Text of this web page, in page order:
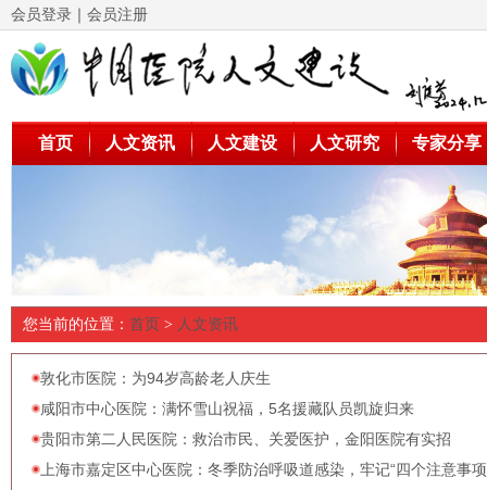
会员登录 ｜ 会员注册
首页 人文资讯 人文建设 人文研究 专家分享
您当前的位置： 首页 > 人文资讯
敦化市医院：为94岁高龄老人庆生
咸阳市中心医院：满怀雪山祝福，5名援藏队员凯旋归来
贵阳市第二人民医院：救治市民、关爱医护，金阳医院有实招
上海市嘉定区中心医院：冬季防治呼吸道感染，牢记“四个注意事项